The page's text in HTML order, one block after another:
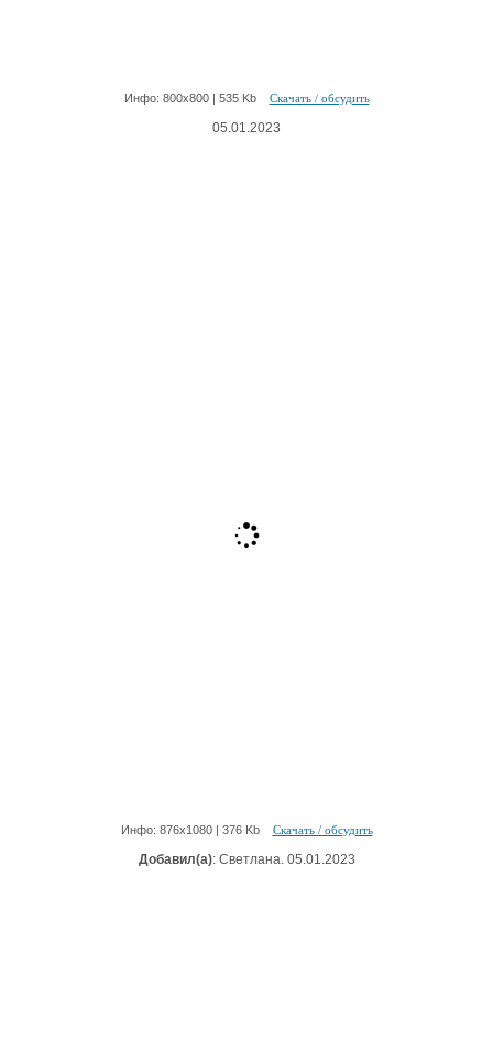
Инфо: 800х800 | 535 Kb Скачать / обсудить
05.01.2023
Инфо: 876х1080 | 376 Kb Скачать / обсудить
Добавил(а): Светлана. 05.01.2023